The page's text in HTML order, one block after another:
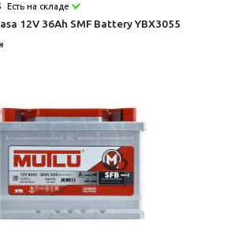
Есть на складе
12V 36Ah SMF Battery YBX3055